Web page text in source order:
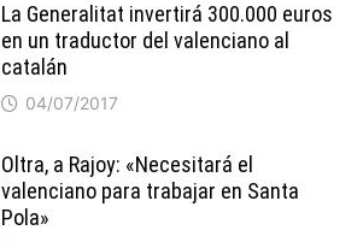
La Generalitat invertirá 300.000 euros
en un traductor del valenciano al
catalán
04/07/2017
Oltra, a Rajoy: «Necesitará el
valenciano para trabajar en Santa
Pola»